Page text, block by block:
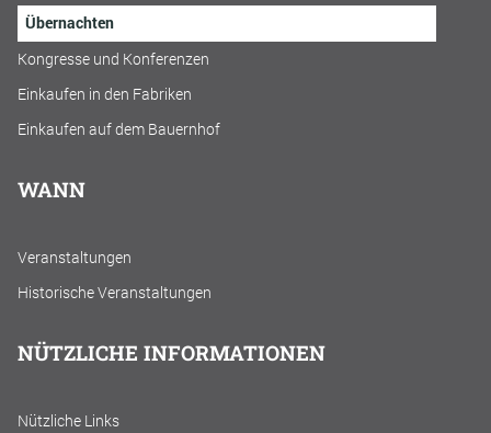
Übernachten
Kongresse und Konferenzen
Einkaufen in den Fabriken
Einkaufen auf dem Bauernhof
WANN
Veranstaltungen
Historische Veranstaltungen
NÜTZLICHE INFORMATIONEN
Nützliche Links